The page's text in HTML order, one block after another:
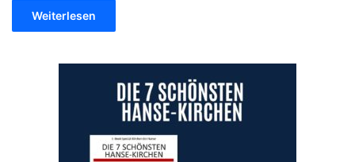
Weiterlesen